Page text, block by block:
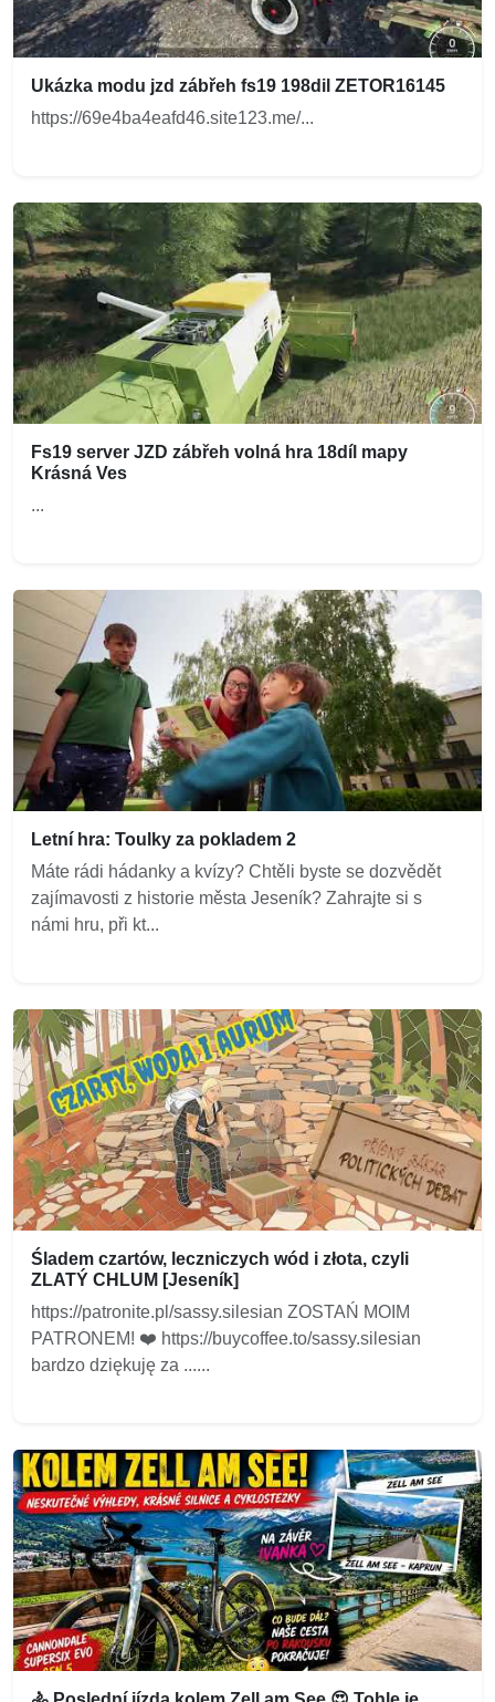
Ukázka modu jzd zábřeh fs19 198dil ZETOR16145
https://69e4ba4eafd46.site123.me/...
Fs19 server JZD zábřeh volná hra 18díl mapy
Krásná Ves
...
Letní hra: Toulky za pokladem 2
Máte rádi hádanky a kvízy? Chtěli byste se dozvědět
zajímavosti z historie města Jeseník? Zahrajte si s
námi hru, při kt...
Śladem czartów, leczniczych wód i złota, czyli
ZLATÝ CHLUM [Jeseník]
https://patronite.pl/sassy.silesian ZOSTAŃ MOIM
PATRONEM! ❤️ https://buycoffee.to/sassy.silesian
bardzo dziękuję za ......